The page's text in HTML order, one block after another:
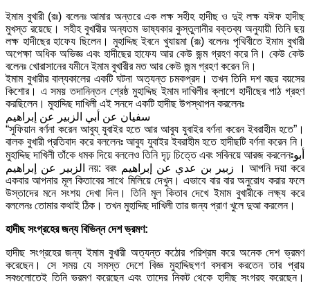
ইমাম বুখারী (রঃ) বলেনঃ আমার অন্তরে এক লক্ষ সহীহ হাদীছ ও দুই লক্ষ যঈফ হাদীছ
মুখস্ত রয়েছে। সহীহ বুখারীর অন্যতম ভাষ্যকার কুস্তুলানীর বক্তব্য অনুযায়ী তিনি ছয়
লক্ষ হাদীছের হাফেয ছিলেন। মুহাদ্দিছ ইবনে খুযায়মা (রঃ) বলেনঃ পৃথিবীতে ইমাম বুখারী
অপেক্ষা অধিক অভিজ্ঞ এবং হাদীছের হাফেয আর কেউ জন্ম গ্রহণ করে নি। কেউ কেউ
বলেনঃ খোরাসানের যমীনে ইমাম বুখারীর মত আর কেউ জন্ম গ্রহণ করেন নি।
ইমাম বুখারীর বাল্যকালের একটি ঘটনা অত্যন্ত চমকপ্রদ। তখন তিনি দশ বছর বয়সের
কিশোর। এ সময় তদানিন্তন শ্রেষ্ঠ মুহাদ্দিছ ইমাম দাখিলীর ক্লাশে হাদীছের পাঠ গ্রহণ
করছিলেন। মুহাদ্দিছ দাখিলী এই সনদে একটি হাদীছ উপস্থাপন করলেনঃ
سفيان عن أبي الزبير عن إبراهيم
“সুফিয়ান বর্ণনা করেন আবুয্ যুবাইর হতে আর আবুয যুবাইর বর্ণনা করেন ইবরাহীম হতে”।
বালক বুখারী প্রতিবাদ করে বললেনঃ আবুয যুবাইর ইবরাহীম হতে হাদীছটি বর্ণনা করেন নি।
মুহাদ্দিছ দাখিলী তাঁকে ধমক দিয়ে বললেও তিনি দৃঢ় চিত্তে এবং সবিনয়ে আরজ করলেনঃأبو
الزبير عن إبراهيم নয়: বরং زبير بن عدي عن إبراهيم । আপনি দয়া করে
একবার আপনার মূল কিতাবের সাথে মিলিয়ে দেখুন। এভাবে বার বার অনুরোধ করার ফলে
উস্তাদের মনে সংশয় দেখা দিল। তিনি মূল কিতাব দেখে ইমাম বুখারীকে লক্ষ্য করে
বললেনঃ তোমার কথাই ঠিক। তখন মুহাদ্দিছ দাখিলী তার জন্য প্রাণ খুলে দুআ করলেন।
হাদীছ সংগ্রহের জন্য বিভিন্ন দেশ ভ্রমণ:
হাদীছ সংগ্রহের জন্য ইমাম বুখারী অত্যন্ত কঠোর পরিশ্রম করে অনেক দেশ ভ্রমণ
করেছেন। সে সময় যে সমস্ত দেশে বিজ্ঞ মুহাদ্দিছগণ বসবাস করতেন তার প্রায়
সবগুলোতেই তিনি ভ্রমণ করেছেন এবং তাদের নিকট থেকে হাদীছ সংগ্রহ করেছেন।